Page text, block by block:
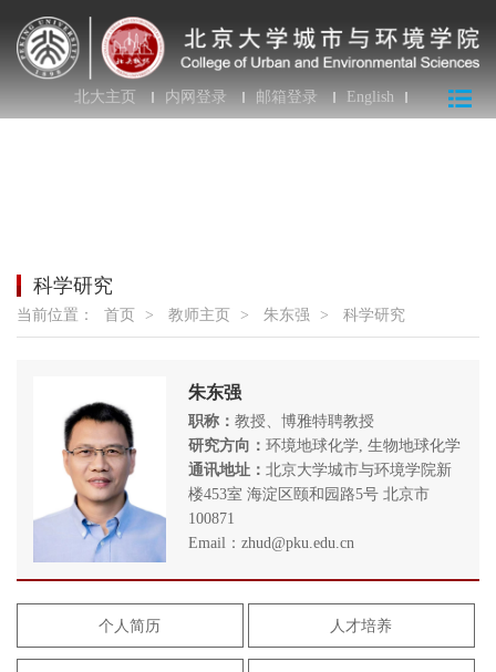
北大主页 内网登录 邮箱登录 English
科学研究
当前位置： 首页 > 教师主页 > 朱东强 > 科学研究
朱东强
职称： 教授、博雅特聘教授
研究方向： 环境地球化学, 生物地球化学
通讯地址： 北京大学城市与环境学院新
楼453室 海淀区颐和园路5号 北京市
100871
Email：zhud@pku.edu.cn
个人简历 人才培养